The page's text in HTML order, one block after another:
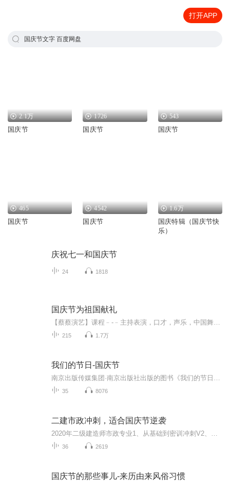
打开APP
国庆节文字 百度网盘
2.1万
国庆节
1726
国庆节
543
国庆节
465
国庆节
4542
国庆节
1.6万
国庆特辑（国庆节快
乐）
庆祝七一和国庆节
24 1818
国庆节为祖国献礼
215 1.7万
我们的节日-国庆节
35 8076
二建市政冲刺，适合国庆节逆袭
36 2619
国庆节的那些事儿-来历由来风俗习惯